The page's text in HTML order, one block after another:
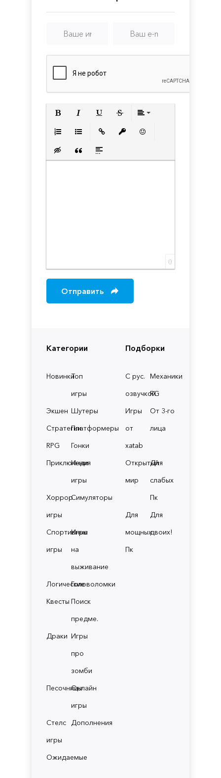
Категории
НовинкиТоп
игры
Экшен Шутеры
СтратегииПлатформеры
RPG
Гонки
Приключения
Инди
игры
Хоррор
игры
Симуляторы
Спортивные
игры
Игры
на
выживание
ЛогическиеГоловоломки
Квесты Поиск
предме.
Драки Игры
про
зомби
ПесочницыОнлайн
игры
Стелс
игры
Дополнения
Ожидаемые
Подборки
С рус.
озвучкой
Механики
RG
Игры
от
xatab
От 3-го
лица
Открытый
мир
Для
слабых
Пк
Для
мощных
Пк
Для
двоих!
Вставка скрытого текста
Вставка цитаты
Вставка спойлера
0
Отправить